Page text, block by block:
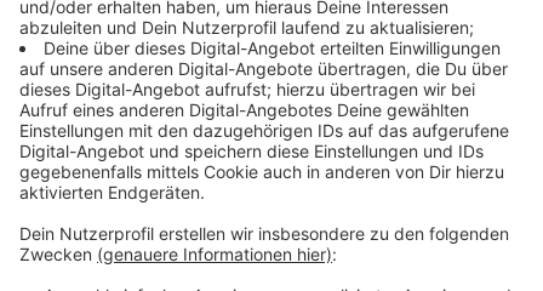
Erfrischungsgeld. Voraussetzung zum Helfen ist, dass
man mindesten 16 Jahre alt ist und eine EU-
Staatsangehörigkeit besitzt. Interessierte können
ganz einfach online ihre Daten angeben.Den Link dazu
findet ihr hier.
Anzeige
Weitere Nachrichten aus unserer Stadt